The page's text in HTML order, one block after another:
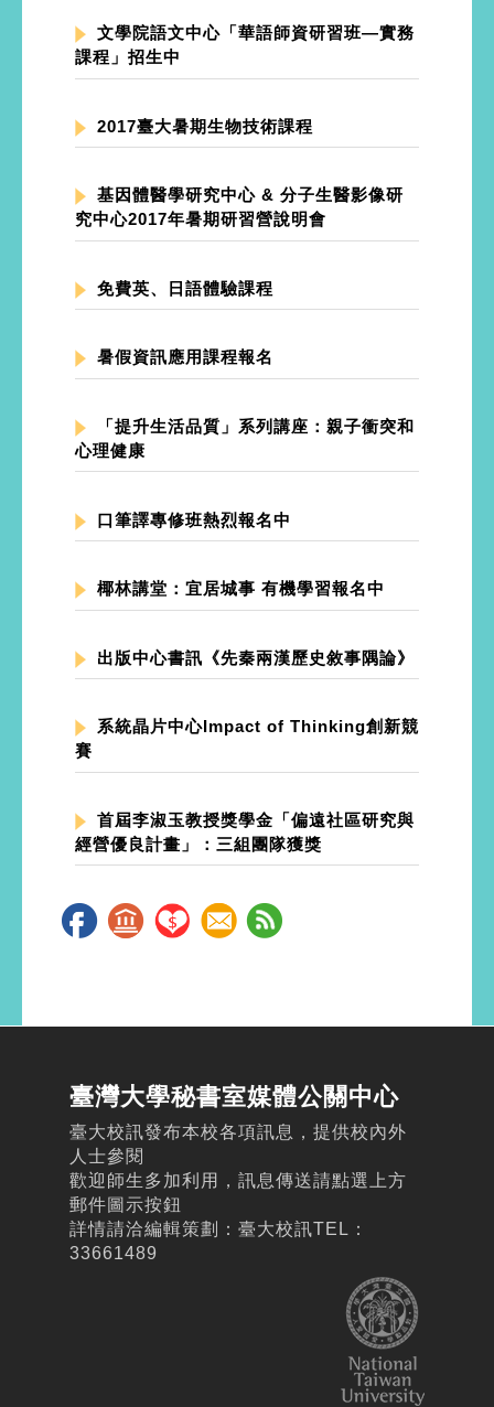
文學院語文中心「華語師資研習班—實務
課程」招生中
2017臺大暑期生物技術課程
基因體醫學研究中心 & 分子生醫影像研
究中心2017年暑期研習營說明會
免費英、日語體驗課程
暑假資訊應用課程報名
「提升生活品質」系列講座：親子衝突和
心理健康
口筆譯專修班熱烈報名中
椰林講堂：宜居城事 有機學習報名中
出版中心書訊《先秦兩漢歷史敘事隅論》
系統晶片中心Impact of Thinking創新競
賽
首屆李淑玉教授獎學金「偏遠社區研究與
經營優良計畫」：三組團隊獲獎
臺灣大學秘書室媒體公關中心
臺大校訊發布本校各項訊息，提供校內外
人士參閱
歡迎師生多加利用，訊息傳送請點選上方
郵件圖示按鈕
詳情請洽編輯策劃：臺大校訊TEL：
33661489